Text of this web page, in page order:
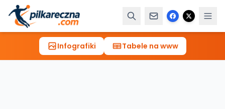
Infografiki Tabele na www